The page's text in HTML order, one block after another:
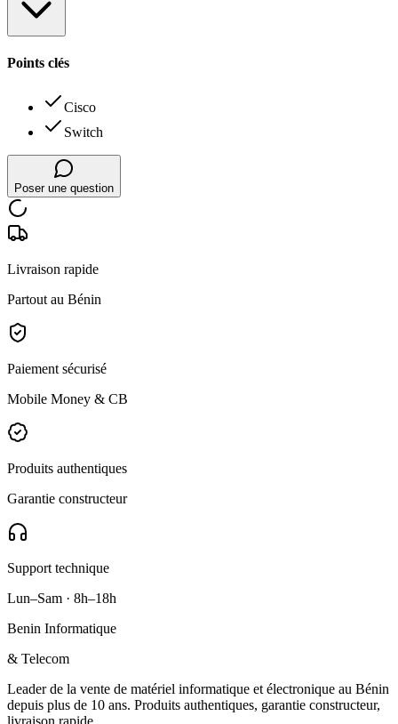
Points clés
Cisco
Switch
Poser une question
Livraison rapide
Partout au Bénin
Paiement sécurisé
Mobile Money & CB
Produits authentiques
Garantie constructeur
Support technique
Lun–Sam · 8h–18h
Benin Informatique
& Telecom
Leader de la vente de matériel informatique et électronique au Bénin
depuis plus de 10 ans. Produits authentiques, garantie constructeur,
livraison rapide.